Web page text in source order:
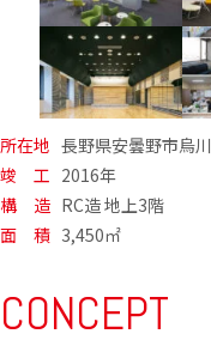
所在地 長野県安曇野市烏川
竣 工 2016年
構 造 RC造 地上3階
面 積 3,450㎡
CONCEPT